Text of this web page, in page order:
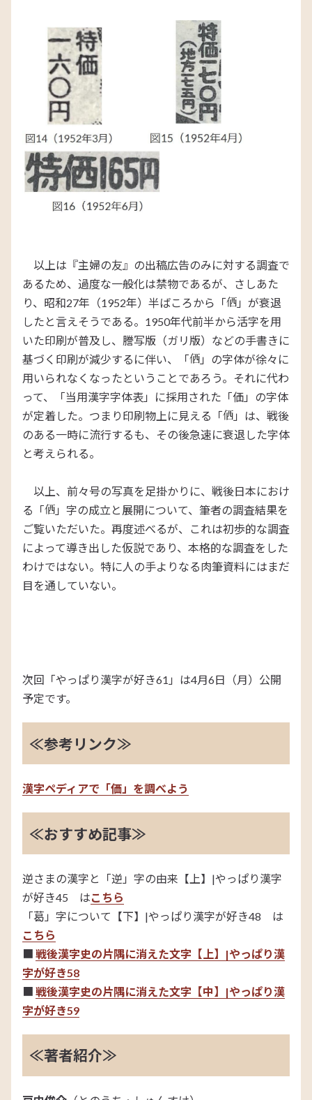
以上は『主婦の友』の出稿広告のみに対する調査で
あるため、過度な一般化は禁物であるが、さしあた
り、昭和27年（1952年）半ばころから「
」が衰退
したと言えそうである。1950年代前半から活字を用
いた印刷が普及し、謄写版（ガリ版）などの手書きに
基づく印刷が減少するに伴い、「
」の字体が徐々に
用いられなくなったということであろう。それに代わ
って、「当用漢字字体表」に採用された「価」の字体
が定着した。つまり印刷物上に見える「
」は、戦後
のある一時に流行するも、その後急速に衰退した字体
と考えられる。
以上、前々号の写真を足掛かりに、戦後日本におけ
る「
」字の成立と展開について、筆者の調査結果を
ご覧いただいた。再度述べるが、これは初歩的な調査
によって導き出した仮説であり、本格的な調査をした
わけではない。特に人の手よりなる肉筆資料にはまだ
目を通していない。
次回「やっぱり漢字が好き61」は4月6日（月）公開
予定です。
≪参考リンク≫
漢字ペディアで「価」を調べよう
≪おすすめ記事≫
逆さまの漢字と「逆」字の由来【上】|やっぱり漢字
が好き45 はこちら
「葛」字について【下】|やっぱり漢字が好き48 は
こちら
■ 戦後漢字史の片隅に消えた文字【上】|やっぱり漢
字が好き58
■ 戦後漢字史の片隅に消えた文字【中】|やっぱり漢
字が好き59
≪著者紹介≫